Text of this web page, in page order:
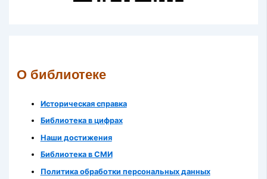
О библиотеке
Историческая справка
Библиотека в цифрах
Наши достижения
Библиотека в СМИ
Политика обработки персональных данных